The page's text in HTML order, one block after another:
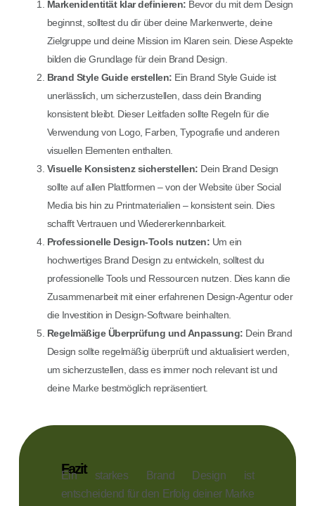
Markenidentität klar definieren: Bevor du mit dem Design
beginnst, solltest du dir über deine Markenwerte, deine
Zielgruppe und deine Mission im Klaren sein. Diese Aspekte
bilden die Grundlage für dein Brand Design.
Brand Style Guide erstellen: Ein Brand Style Guide ist
unerlässlich, um sicherzustellen, dass dein Branding
konsistent bleibt. Dieser Leitfaden sollte Regeln für die
Verwendung von Logo, Farben, Typografie und anderen
visuellen Elementen enthalten.
Visuelle Konsistenz sicherstellen: Dein Brand Design
sollte auf allen Plattformen – von der Website über Social
Media bis hin zu Printmaterialien – konsistent sein. Dies
schafft Vertrauen und Wiedererkennbarkeit.
Professionelle Design-Tools nutzen: Um ein
hochwertiges Brand Design zu entwickeln, solltest du
professionelle Tools und Ressourcen nutzen. Dies kann die
Zusammenarbeit mit einer erfahrenen Design-Agentur oder
die Investition in Design-Software beinhalten.
Regelmäßige Überprüfung und Anpassung: Dein Brand
Design sollte regelmäßig überprüft und aktualisiert werden,
um sicherzustellen, dass es immer noch relevant ist und
deine Marke bestmöglich repräsentiert.
Fazit
Ein starkes Brand Design ist
entscheidend für den Erfolg deiner Marke